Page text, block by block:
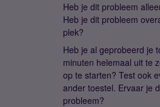
Heb je dit probleem
Heb je dit probleem
plek?
Heb je al geprobeerd je
minuten helemaal uit te
op te starten? Test ook
ander toestel. Ervaar je
probleem?